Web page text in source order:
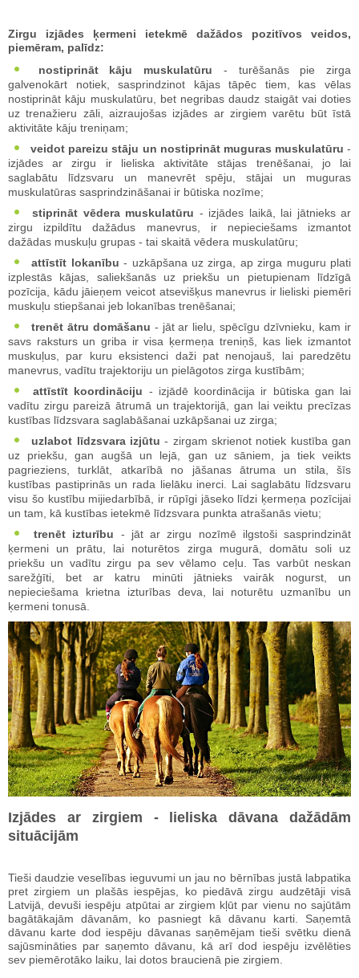
Zirgu izjādes ķermeni ietekmē dažādos pozitīvos veidos,
piemēram, palīdz:
nostiprināt kāju muskulatūru - turēšanās pie zirga
galvenokārt notiek, sasprindzinot kājas tāpēc tiem, kas vēlas
nostiprināt kāju muskulatūru, bet negribas daudz staigāt vai doties
uz trenažieru zāli, aizraujošas izjādes ar zirgiem varētu būt īstā
aktivitāte kāju treniņam;
veidot pareizu stāju un nostiprināt muguras muskulatūru -
izjādes ar zirgu ir lieliska aktivitāte stājas trenēšanai, jo lai
saglabātu līdzsvaru un manevrēt spēju, stājai un muguras
muskulatūras sasprindzināšanai ir būtiska nozīme;
stiprināt vēdera muskulatūru - izjādes laikā, lai jātnieks ar
zirgu izpildītu dažādus manevrus, ir nepieciešams izmantot
dažādas muskuļu grupas - tai skaitā vēdera muskulatūru;
attīstīt lokanību - uzkāpšana uz zirga, ap zirga muguru plati
izplestās kājas, saliekšanās uz priekšu un pietupienam līdzīgā
pozīcija, kādu jāieņem veicot atsevišķus manevrus ir lieliski piemēri
muskuļu stiepšanai jeb lokanības trenēšanai;
trenēt ātru domāšanu - jāt ar lielu, spēcīgu dzīvnieku, kam ir
savs raksturs un griba ir visa ķermeņa treniņš, kas liek izmantot
muskuļus, par kuru eksistenci daži pat nenojauš, lai paredzētu
manevrus, vadītu trajektoriju un pielāgotos zirga kustībām;
attīstīt koordināciju - izjādē koordinācija ir būtiska gan lai
vadītu zirgu pareizā ātrumā un trajektorijā, gan lai veiktu precīzas
kustības līdzsvara saglabāšanai uzkāpšanai uz zirga;
uzlabot līdzsvara izjūtu - zirgam skrienot notiek kustība gan
uz priekšu, gan augšā un lejā, gan uz sāniem, ja tiek veikts
pagrieziens, turklāt, atkarībā no jāšanas ātruma un stila, šīs
kustības pastiprinās un rada lielāku inerci. Lai saglabātu līdzsvaru
visu šo kustību mijiedarbībā, ir rūpīgi jāseko līdzi ķermeņa pozīcijai
un tam, kā kustības ietekmē līdzsvara punkta atrašanās vietu;
trenēt izturību - jāt ar zirgu nozīmē ilgstoši sasprindzināt
ķermeni un prātu, lai noturētos zirga mugurā, domātu soli uz
priekšu un vadītu zirgu pa sev vēlamo ceļu. Tas varbūt neskan
sarežģīti, bet ar katru minūti jātnieks vairāk nogurst, un
nepieciešama krietna izturības deva, lai noturētu uzmanību un
ķermeni tonusā.
Izjādes ar zirgiem - lieliska dāvana dažādām
situācijām
Tieši daudzie veselības ieguvumi un jau no bērnības justā labpatika
pret zirgiem un plašās iespējas, ko piedāvā zirgu audzētāji visā
Latvijā, devuši iespēju atpūtai ar zirgiem kļūt par vienu no sajūtām
bagātākajām dāvanām, ko pasniegt kā dāvanu karti. Saņemtā
dāvanu karte dod iespēju dāvanas saņēmējam tieši svētku dienā
sajūsmināties par saņemto dāvanu, kā arī dod iespēju izvēlēties
sev piemērotāko laiku, lai dotos braucienā pie zirgiem.